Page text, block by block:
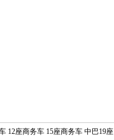
12座商务车 15座商务车 中巴19座